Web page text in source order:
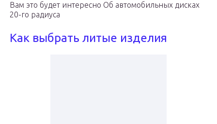
Вам это будет интересно Об автомобильных дисках
20-го радиуса
Как выбрать литые изделия